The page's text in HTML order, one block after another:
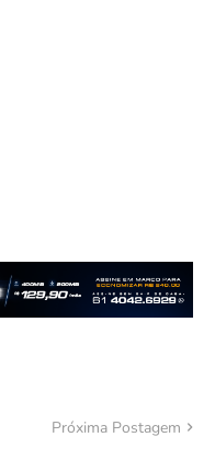
Próxima Postagem